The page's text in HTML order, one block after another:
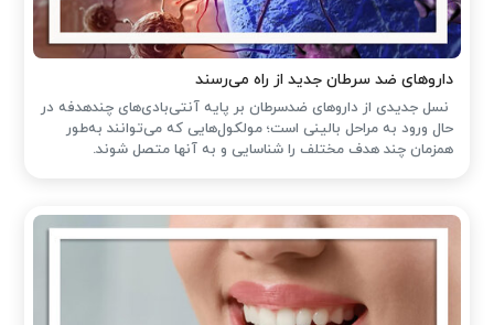
داروهای ضد سرطان جدید از راه می‌رسند
نسل جدیدی از داروهای ضدسرطان بر پایه آنتی‌بادی‌های چندهدفه در
حال ورود به مراحل بالینی است؛ مولکول‌هایی که می‌توانند به‌طور
همزمان چند هدف مختلف را شناسایی و به آنها متصل شوند.